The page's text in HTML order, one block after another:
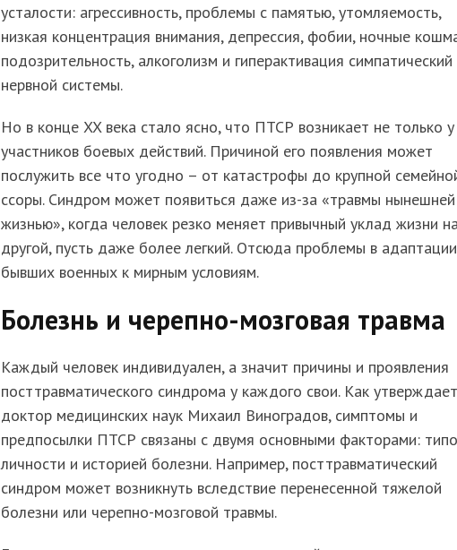
усталости: агрессивность, проблемы с памятью, утомляемость,
низкая концентрация внимания, депрессия, фобии, ночные
подозрительность, алкоголизм и гиперактивация симпатический
нервной системы.
Но в конце XX века стало ясно, что ПТСР возникает не только у
участников боевых действий. Причиной его появления может
послужить все что угодно – от катастрофы до крупной
ссоры. Синдром может появиться даже из-за «травмы нынешней
жизнью», когда человек резко меняет привычный уклад жизни на
другой, пусть даже более легкий. Отсюда проблемы в адаптации
бывших военных к мирным условиям.
Болезнь и черепно-мозговая травма
Каждый человек индивидуален, а значит причины и проявления
посттравматического синдрома у каждого свои. Как утверждает
доктор медицинских наук Михаил Виноградов, симптомы и
предпосылки ПТСР связаны с двумя основными факторами:
личности и историей болезни. Например, посттравматический
синдром может возникнуть вследствие перенесенной тяжелой
болезни или черепно-мозговой травмы.